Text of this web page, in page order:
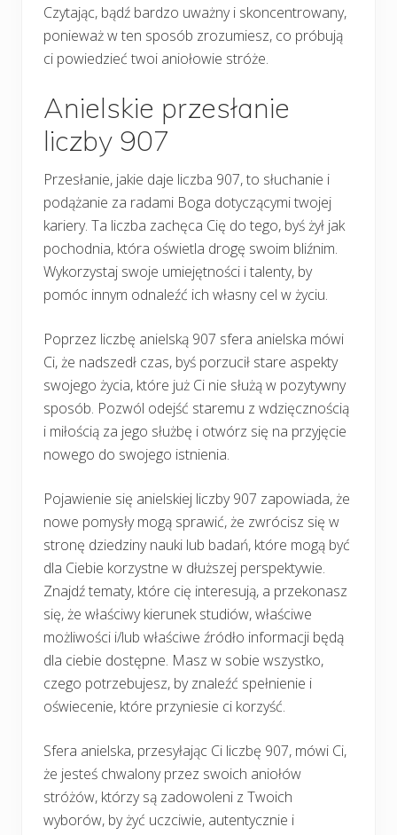
Czytając, bądź bardzo uważny i skoncentrowany,
ponieważ w ten sposób zrozumiesz, co próbują
ci powiedzieć twoi aniołowie stróże.
Anielskie przesłanie
liczby 907
Przesłanie, jakie daje liczba 907, to słuchanie i
podążanie za radami Boga dotyczącymi twojej
kariery. Ta liczba zachęca Cię do tego, byś żył jak
pochodnia, która oświetla drogę swoim bliźnim.
Wykorzystaj swoje umiejętności i talenty, by
pomóc innym odnaleźć ich własny cel w życiu.
Poprzez liczbę anielską 907 sfera anielska mówi
Ci, że nadszedł czas, byś porzucił stare aspekty
swojego życia, które już Ci nie służą w pozytywny
sposób. Pozwól odejść staremu z wdzięcznością
i miłością za jego służbę i otwórz się na przyjęcie
nowego do swojego istnienia.
Pojawienie się anielskiej liczby 907 zapowiada, że
nowe pomysły mogą sprawić, że zwrócisz się w
stronę dziedziny nauki lub badań, które mogą być
dla Ciebie korzystne w dłuższej perspektywie.
Znajdź tematy, które cię interesują, a przekonasz
się, że właściwy kierunek studiów, właściwe
możliwości i/lub właściwe źródło informacji będą
dla ciebie dostępne. Masz w sobie wszystko,
czego potrzebujesz, by znaleźć spełnienie i
oświecenie, które przyniesie ci korzyść.
Sfera anielska, przesyłając Ci liczbę 907, mówi Ci,
że jesteś chwalony przez swoich aniołów
stróżów, którzy są zadowoleni z Twoich
wyborów, by żyć uczciwie, autentycznie i